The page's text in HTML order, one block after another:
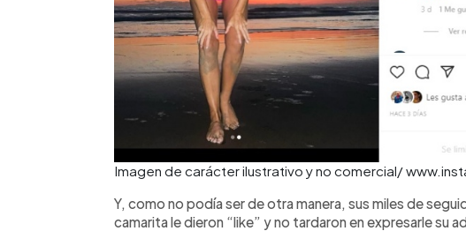
Imagen de carácter ilustrativo y no comercial/
Y, como no podía ser de otra manera, sus miles de
camarita le dieron “like” y no tardaron en expresarle su